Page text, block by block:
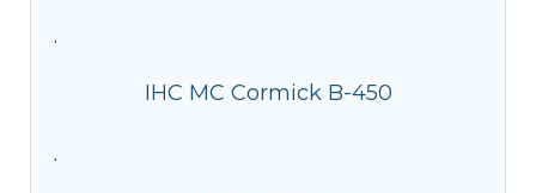
·
IHC MC Cormick B-450
·